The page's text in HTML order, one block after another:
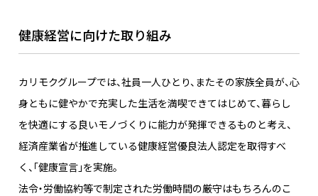
健康経営に向けた取り組み
カリモクグループでは、社員一人ひとり、またその家族全員が、心
身ともに健やかで充実した生活を満喫できてはじめて、暮らし
を快適にする良いモノづくりに能力が発揮できるものと考え、
経済産業省が推進している健康経営優良法人認定を取得すべ
く、「健康宣言」を実施。
法令・労働協約等で制定された労働時間の厳守はもちろんのこ